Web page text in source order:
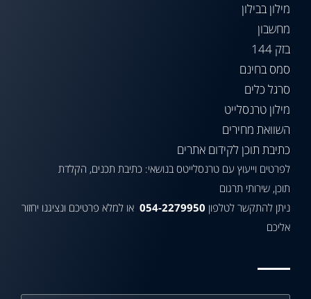
מילון בבילון
מחשבון
בזק 144
סמס בחינם
סרגל כלים
מילון טרנסלייט
השוואת מחירים
כתיבת תוכן לקידום אתרים
לפרטים וייעוץ עם טרנסלייטס בנושאי: כתיבת תכנים, הקלדת
תוכן, שירותי תרגום
ניתן להתקשר לטלפון 054-2279950 או למלא פרטיכם ונציגנו יחזור
אליכם